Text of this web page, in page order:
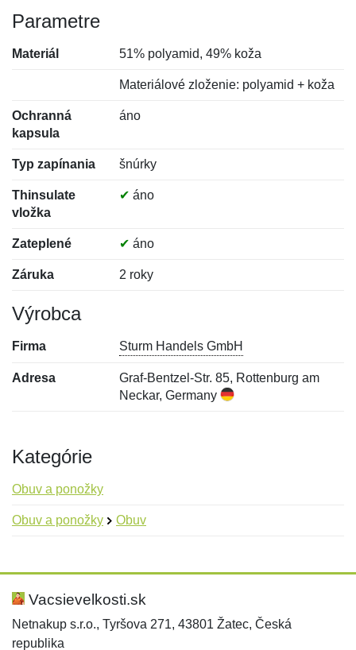
Parametre
Materiál 51% polyamid, 49% koža
Materiálové zloženie: polyamid + koža
Ochranná
kapsula
áno
Typ zapínania šnúrky
Thinsulate
vložka
✔ áno
Zateplené ✔ áno
Záruka 2 roky
Výrobca
Firma Sturm Handels GmbH
Adresa
Graf-Bentzel-Str. 85, Rottenburg am
Neckar, Germany
Kategórie
Obuv a ponožky
Obuv a ponožky Obuv
Hodnotenie:
Meno:
Vacsievelkosti.sk
Netnakup s.r.o., Tyršova 271, 43801 Žatec, Česká
republika